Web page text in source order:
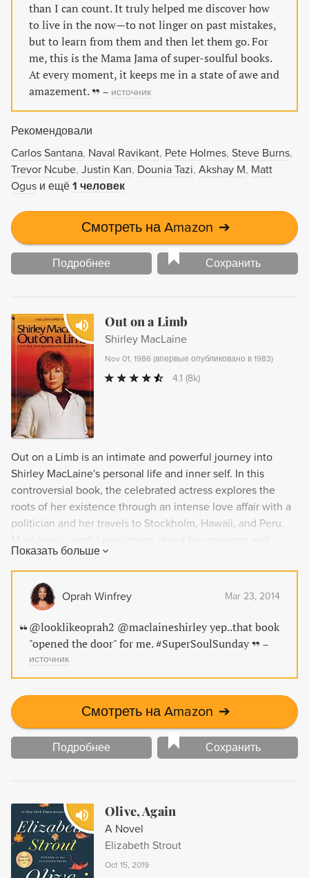
than I can count. It truly helped me discover how
to live in the now—to not linger on past mistakes,
but to learn from them and then let them go. For
me, this is the Mama Jama of super-soulful books.
At every moment, it keeps me in a state of awe and
amazement.
– источник
Рекомендовали
Carlos Santana Naval Ravikant Pete Holmes Steve Burns
Trevor Ncube Justin Kan Dounia Tazi Akshay M Matt
Ogus и ещё 1 человек
Смотреть на Amazon ➔
Подробнее Сохранить
Out on a Limb
Shirley MacLaine
Nov 01, 1986 (впервые опубликовано в 1983)
4.1 (8k)
Out on a Limb is an intimate and powerful journey into
Shirley MacLaine's personal life and inner self. In this
controversial book, the celebrated actress explores the
roots of her existence through an intense love affair with a
politician and her travels to Stockholm, Hawaii, and Peru.
relationships invite readers to discover new insights and a
luminous new world of self-discovery. This engrossing and
honest account is not to be forgotten.
Показать больше
Oprah Winfrey Mar 23, 2014
@looklikeoprah2 @maclaineshirley yep..that book
"opened the door" for me. #SuperSoulSunday
–
источник
Смотреть на Amazon ➔
Подробнее Сохранить
Olive, Again
A Novel
Elizabeth Strout
Oct 15, 2019